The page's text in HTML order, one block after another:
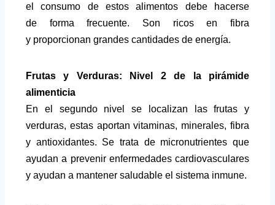
el consumo de estos alimentos debe hacerse
de forma frecuente. Son ricos en fibra
y proporcionan grandes cantidades de energía.
Frutas y Verduras: Nivel 2 de la pirámide
alimenticia
En el segundo nivel se localizan las frutas y
verduras, estas aportan vitaminas, minerales, fibra
y antioxidantes. Se trata de micronutrientes que
ayudan a prevenir enfermedades cardiovasculares
y ayudan a mantener saludable el sistema inmune.